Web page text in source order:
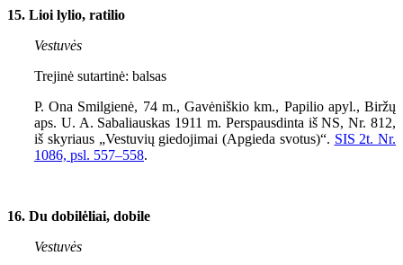
15. Lioi lylio, ratilio
Vestuvės
Trejinė sutartinė: balsas
P. Ona Smilgienė, 74 m., Gavėniškio km., Papilio apyl., Biržų
aps. U. A. Sabaliauskas 1911 m. Perspausdinta iš NS, Nr. 812,
iš skyriaus „Vestuvių giedojimai (Apgieda svotus)“. SIS 2t. Nr.
1086, psl. 557–558.
16. Du dobilėliai, dobile
Vestuvės